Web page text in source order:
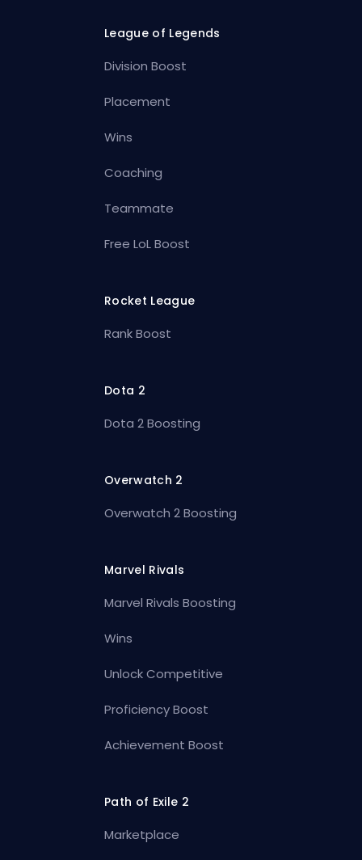
League of Legends
Division Boost
Placement
Wins
Coaching
Teammate
Free LoL Boost
Rocket League
Rank Boost
Dota 2
Dota 2 Boosting
Overwatch 2
Overwatch 2 Boosting
Marvel Rivals
Marvel Rivals Boosting
Wins
Unlock Competitive
Proficiency Boost
Achievement Boost
Path of Exile 2
Marketplace